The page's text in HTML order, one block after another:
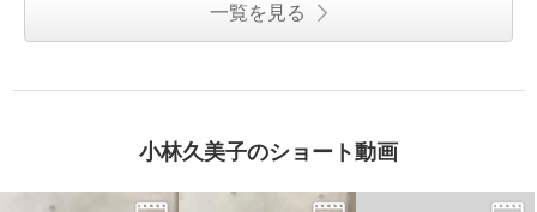
一覧を見る
小林久美子のショート動画